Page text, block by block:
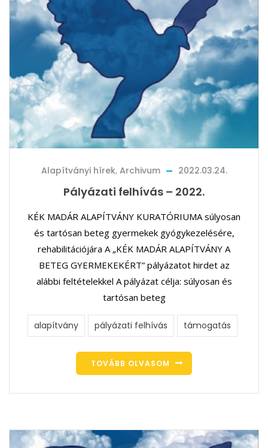
Alapítványi hírek, Archivum 2022.03.24.
Pályázati felhívás – 2022.
KÉK MADÁR ALAPÍTVÁNY KURATÓRIUMA súlyosan
és tartósan beteg gyermekek gyógykezelésére,
rehabilitációjára A „KÉK MADÁR ALAPÍTVÁNY A
BETEG GYERMEKEKÉRT” pályázatot hirdet az
alábbi feltételekkel A pályázat célja: súlyosan és
tartósan beteg
alapítvány pályázati felhívás támogatás
TOVÁBB OLVASOM